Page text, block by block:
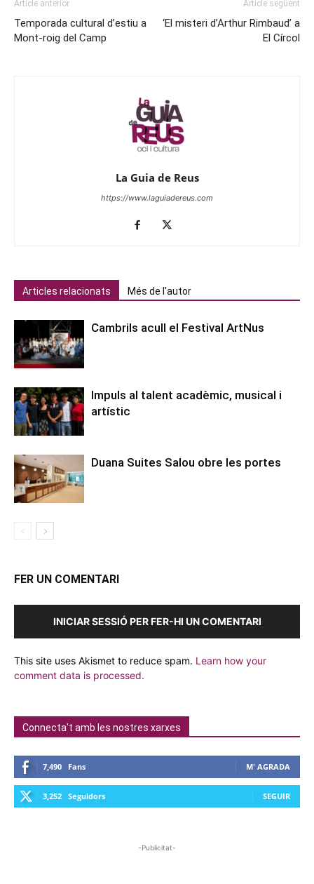
Article anterior
Temporada cultural d’estiu a
Mont-roig del Camp
Article següent
‘El misteri d’Arthur Rimbaud’ a
El Círcol
La Guia de Reus
https://www.laguiadereus.com
Articles relacionats Més de l'autor
Cambrils acull el Festival ArtNus
Impuls al talent acadèmic, musical i
artístic
Duana Suites Salou obre les portes
FER UN COMENTARI
INICIAR SESSIÓ PER FER-HI UN COMENTARI
This site uses Akismet to reduce spam. Learn how your
comment data is processed.
Connecta't amb les nostres xarxes
7,490 Fans M' AGRADA
3,252 Seguidors SEGUIR
-Publicitat-